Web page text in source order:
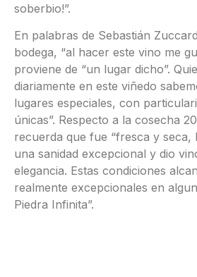
soberbio!”.
En palabras de Sebastián
bodega, “al hacer este vino me
proviene de “un lugar dicho”.
diariamente en este viñedo
lugares especiales, con
únicas”. Respecto a la cosecha
recuerda que fue “fresca y seca,
una sanidad excepcional y dio
elegancia. Estas condiciones
realmente excepcionales en
Piedra Infinita”.